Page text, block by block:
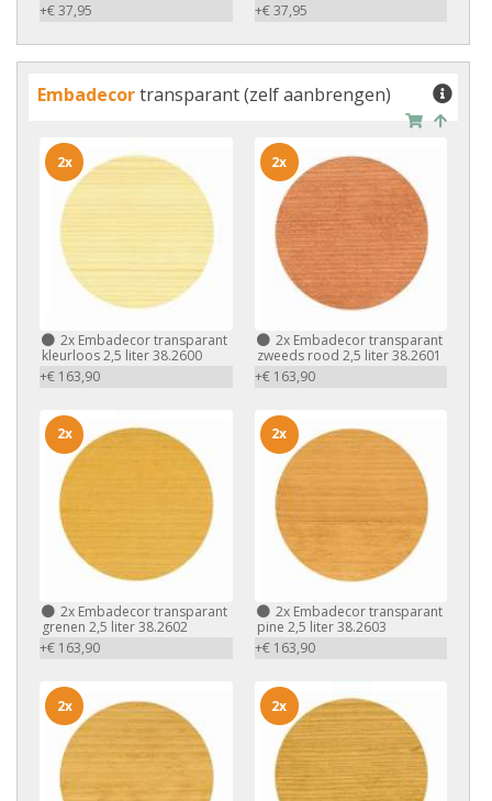
+€ 37,95
+€ 37,95
Embadecortransparant (zelf aanbrengen)
2x Embadecor transparant
kleurloos 2,5 liter 38.2600
+€ 163,90
2x
2xEmbadecor transparant
zweeds rood 2,5 liter 38.2601
+€ 163,90
2x
2x Embadecor transparant
grenen 2,5 liter 38.2602
+€ 163,90
2x
2xEmbadecor transparant
pine 2,5 liter 38.2603
+€ 163,90
2x
2x 2x